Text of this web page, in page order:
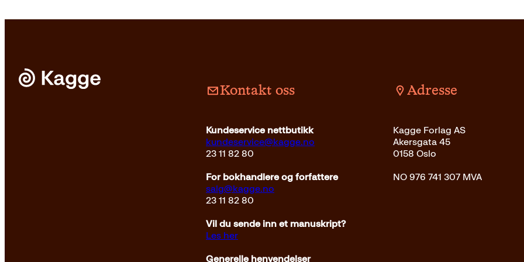
Kontakt oss
Kundeservice nettbutikk
kundeservice@kagge.no
23 11 82 80
For bokhandlere og forfattere
salg@kagge.no
23 11 82 80
Vil du sende inn et manuskript?
Les her
Generelle henvendelser
Adresse
Kagge Forlag AS
Akersgata 45
0158 Oslo
NO 976 741 307 MVA